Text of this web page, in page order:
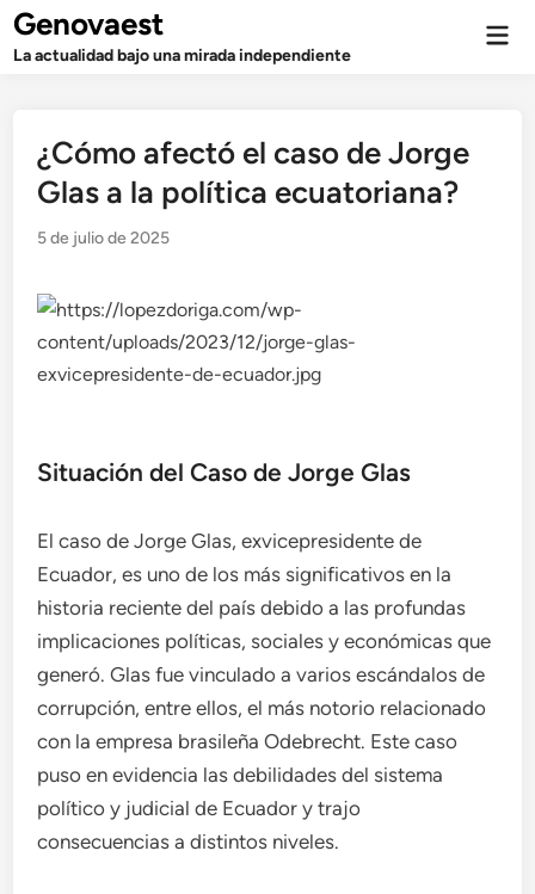
Saltar
contenido
Genovaest
La actualidad bajo una mirada independiente
¿Cómo afectó el caso de Jorge
Glas a la política ecuatoriana?
5 de julio de 2025
Situación del Caso de Jorge Glas
El caso de Jorge Glas, exvicepresidente de
Ecuador, es uno de los más significativos en la
historia reciente del país debido a las profundas
implicaciones políticas, sociales y económicas que
generó. Glas fue vinculado a varios escándalos de
corrupción, entre ellos, el más notorio relacionado
con la empresa brasileña Odebrecht. Este caso
puso en evidencia las debilidades del sistema
político y judicial de Ecuador y trajo
consecuencias a distintos niveles.